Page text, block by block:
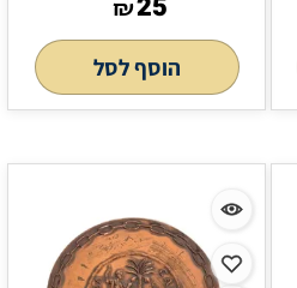
₪
הוסף לסל